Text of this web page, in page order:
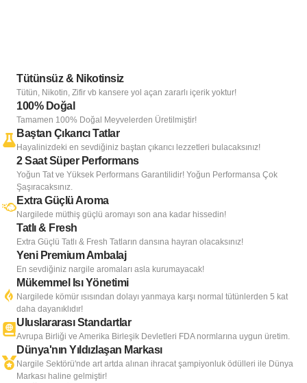
Tütünsüz & Nikotinsiz
Tütün, Nikotin, Zifir vb kansere yol açan zararlı içerik yoktur!
100% Doğal
Tamamen 100% Doğal Meyvelerden Üretilmiştir!
Baştan Çıkarıcı Tatlar
Hayalinizdeki en sevdiğiniz baştan çıkarıcı lezzetleri bulacaksınız!
2 Saat Süper Performans
Yoğun Tat ve Yüksek Performans Garantilidir! Yoğun Performansa Çok
Şaşıracaksınız.
Extra Güçlü Aroma
Nargilede müthiş güçlü aromayı son ana kadar hissedin!
Tatlı & Fresh
Extra Güçlü Tatlı & Fresh Tatların dansına hayran olacaksınız!
Yeni Premium Ambalaj
En sevdiğiniz nargile aromaları asla kurumayacak!
Mükemmel Isı Yönetimi
Nargilede kömür ısısından dolayı yanmaya karşı normal tütünlerden 5 kat
daha dayanıklıdır!
Uluslararası Standartlar
Avrupa Birliği ve Amerika Birleşik Devletleri FDA normlarına uygun üretim.
Dünya'nın Yıldızlaşan Markası
Nargile Sektörü'nde art artda alınan ihracat şampiyonluk ödülleri ile Dünya
Markası haline gelmiştir!